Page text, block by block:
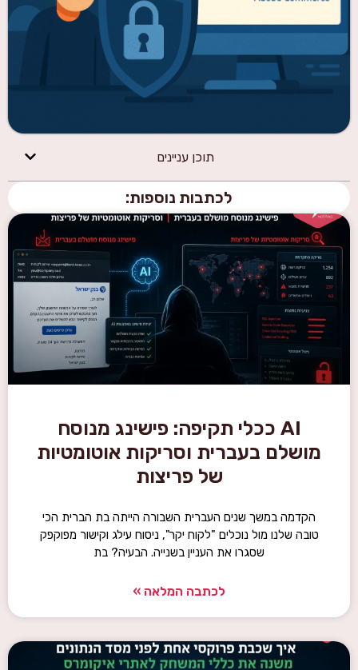
תוכן עניינים
לכתבות נוספות:
AI ככלי תקיפה: פישינג מנוסח
מושלם בעברית וסריקות אוטומטיות
של פריצות
הקדמה במשך שנים העברית השבורה הייתה בת הברית הכי
טובה שלנו מול נוכלים "לקוח יקר", ניסוח עילג וקישור מפוקפק
שסגרו את העניין בשנייה. הבעיה? בת
לכתבה המלאה »